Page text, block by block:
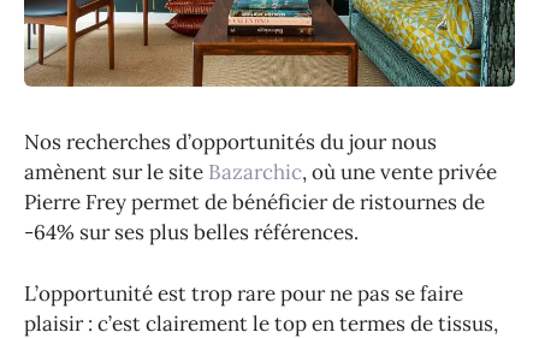
Nos recherches d’opportunités du jour nous
amènent sur le site Bazarchic, où une vente privée
Pierre Frey permet de bénéficier de ristournes de
-64% sur ses plus belles références.
L’opportunité est trop rare pour ne pas se faire
plaisir : c’est clairement le top en termes de tissus,